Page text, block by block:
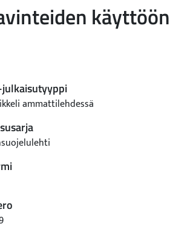
käyttöön
ammattilehdessä